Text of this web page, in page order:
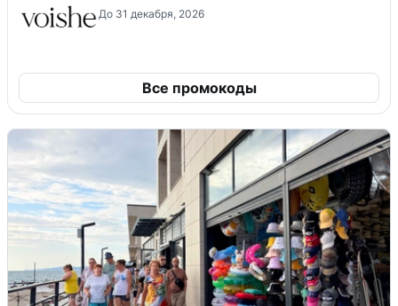
До 31 декабря, 2026
Все промокоды